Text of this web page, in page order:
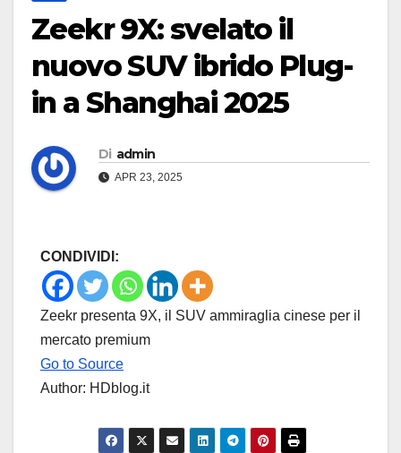
Zeekr 9X: svelato il
nuovo SUV ibrido Plug-
in a Shanghai 2025
Di admin
APR 23, 2025
CONDIVIDI:
Zeekr presenta 9X, il SUV ammiraglia cinese per il
mercato premium
Go to Source
Author: HDblog.it